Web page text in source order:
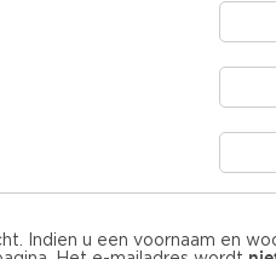
Indien u een voornaam en